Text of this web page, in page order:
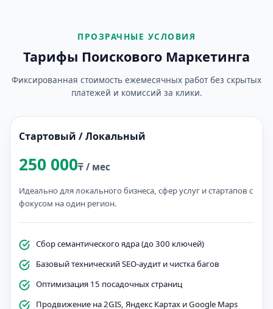
ПРОЗРАЧНЫЕ УСЛОВИЯ
Тарифы Поискового Маркетинга
Фиксированная стоимость ежемесячных работ без скрытых
платежей и комиссий за клики.
Стартовый / Локальный
250 000₸ / мес
Идеально для локального бизнеса, сфер услуг и стартапов с
фокусом на один регион.
Сбор семантического ядра (до 300 ключей)
Базовый технический SEO-аудит и чистка багов
Оптимизация 15 посадочных страниц
Продвижение на 2GIS, Яндекс Картах и Google Maps